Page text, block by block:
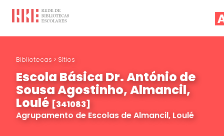
Bibliotecas > Sítios
Escola Básica Dr. António de
Sousa Agostinho, Almancil,
Loulé [341083]
Agrupamento de Escolas de Almancil, Loulé